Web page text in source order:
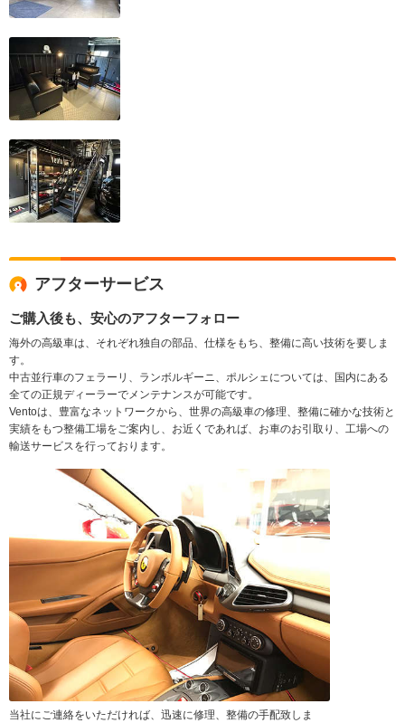
アフターサービス
ご購入後も、安心のアフターフォロー
海外の高級車は、それぞれ独自の部品、仕様をもち、整備に高い技術を要しま
す。
中古並行車のフェラーリ、ランボルギーニ、ポルシェについては、国内にある
全ての正規ディーラーでメンテナンスが可能です。
Ventoは、豊富なネットワークから、世界の高級車の修理、整備に確かな技術と
実績をもつ整備工場をご案内し、お近くであれば、お車のお引取り、工場への
輸送サービスを行っております。
当社にご連絡をいただければ、迅速に修理、整備の手配致しま